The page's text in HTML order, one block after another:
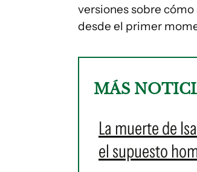
versiones sobre
desde el primer
MÁS
La muerte de
el supuesto